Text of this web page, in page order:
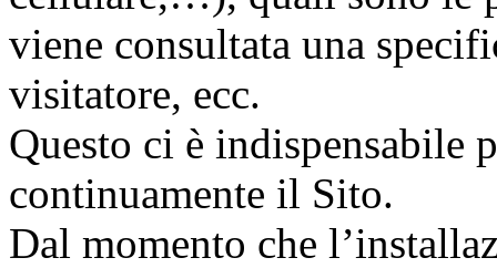
viene consultata una
visitatore, ecc.
Questo ci è indispensabile
continuamente il Sito.
Dal momento che